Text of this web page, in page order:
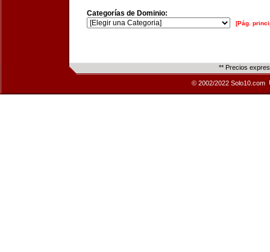
Categorías de Dominio:
[Pág.
** Precios
© 2002/2022 Solo10.com